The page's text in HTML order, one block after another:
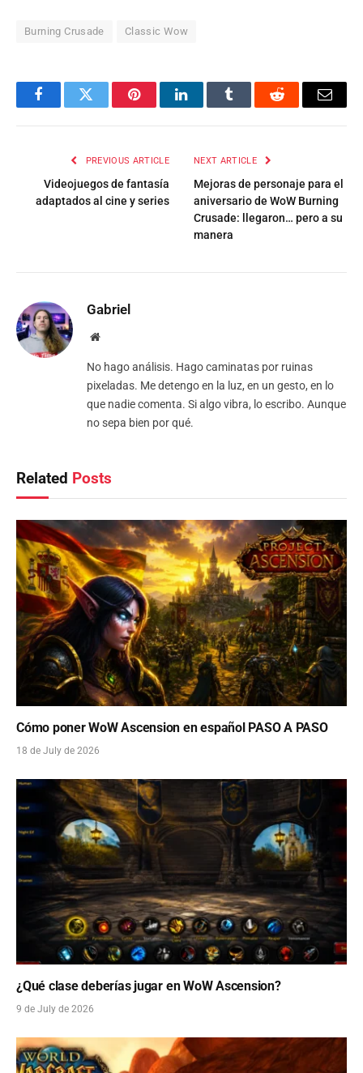
Burning Crusade Classic Wow
FacebookTwitter PinterestLinkedInTumblr Reddit Email
PREVIOUS ARTICLE
Videojuegos de fantasía
adaptados al cine y series
NEXT ARTICLE
Mejoras de personaje para el
aniversario de WoW Burning
Crusade: llegaron… pero a su
manera
Gabriel
Website
No hago análisis. Hago caminatas por ruinas
pixeladas. Me detengo en la luz, en un gesto, en lo
que nadie comenta. Si algo vibra, lo escribo. Aunque
no sepa bien por qué.
Related Posts
Cómo poner WoW Ascension en español PASO A PASO
18 de July de 2026
¿Qué clase deberías jugar en WoW Ascension?
9 de July de 2026